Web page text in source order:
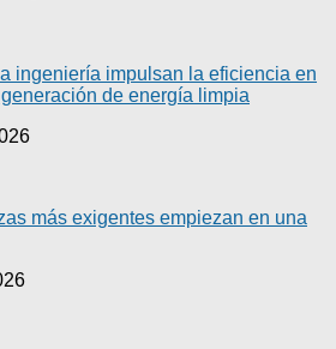
ingeniería impulsan la eficiencia en
de energía limpia
más exigentes empiezan en una